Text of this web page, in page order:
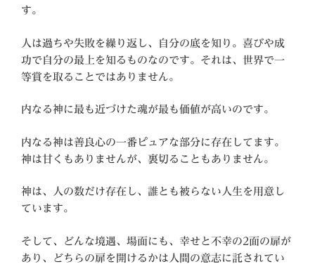
す。
人は過ちや失敗を繰り返し、自分の底を知り。喜びや成
功で自分の最上を知るものなのです。それは、世界で一
等賞を取ることではありません。
内なる神に最も近づけた魂が最も価値が高いのです。
内なる神は善良心の一番ピュアな部分に存在してます。
神は甘くもありませんが、裏切ることもありません。
神は、人の数だけ存在し、誰とも被らない人生を用意し
ています。
そして、どんな境遇、場面にも、幸せと不幸の2面の扉が
あり、どちらの扉を開けるかは人間の意志に託されてい